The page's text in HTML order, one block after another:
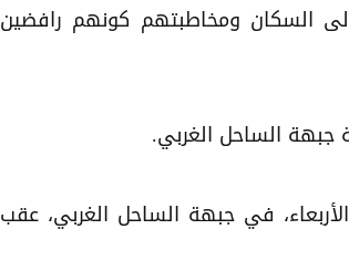
إلى السكان ومخاطبتهم كونهم رافضين
جبهة الساحل الغربي.
في جبهة الساحل الغربي، عقب